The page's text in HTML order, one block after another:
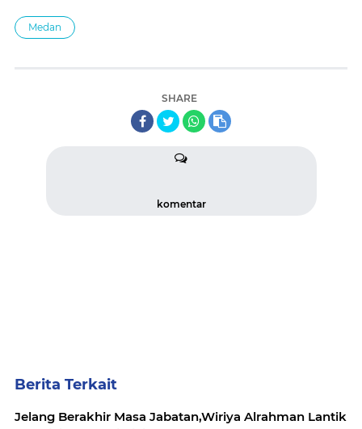
Medan
SHARE
komentar
Berita Terkait
Jelang Berakhir Masa Jabatan,Wiriya Alrahman Lantik